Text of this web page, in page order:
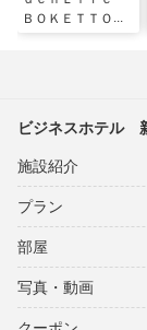
ＢＯＫＥＴＴＯ伊
ビジネスホテル
施設紹介
プラン
部屋
写真・動画